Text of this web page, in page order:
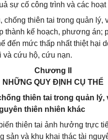
sự cố công trình và các
chống thiên tai trong quản lý,
thành kế hoạch, phương án;
đến mức thấp nhất thiệt hại
và cứu hộ, cứu nạn.
Chương II
NHỮNG QUY ĐỊNH CỤ THỂ
thiên tai trong quản
thiên nhiên khác
thiên tai ảnh hưởng trực
sản và khu khai thác tài